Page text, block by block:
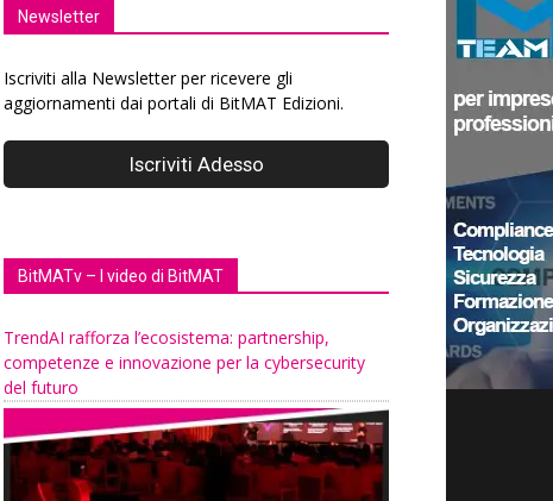
Newsletter
Iscriviti alla Newsletter per ricevere gli
aggiornamenti dai portali di BitMAT Edizioni.
BitMATv – I video di BitMAT
TrendAI rafforza l’ecosistema: partnership,
competenze e innovazione per la cybersecurity
del futuro